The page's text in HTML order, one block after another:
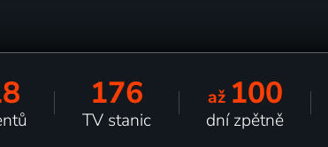
176
TV stanic
až 100
dní zpětně